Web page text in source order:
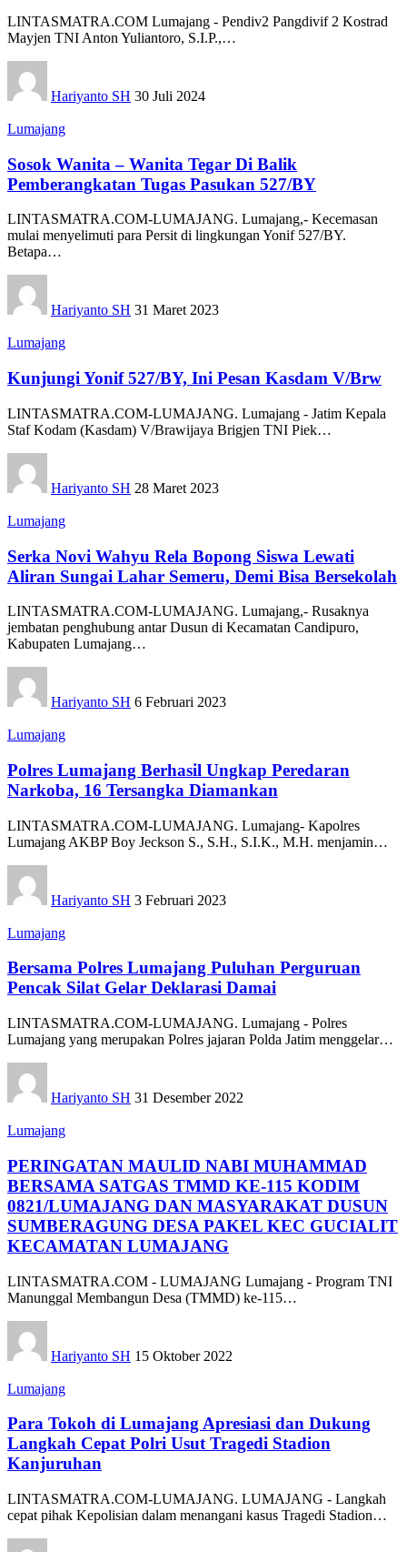
LINTASMATRA.COM Lumajang - Pendiv2 Pangdivif 2 Kostrad
Mayjen TNI Anton Yuliantoro, S.I.P.,…
Hariyanto SH 30 Juli 2024
Lumajang
Sosok Wanita – Wanita Tegar Di Balik
Pemberangkatan Tugas Pasukan 527/BY
LINTASMATRA.COM-LUMAJANG. Lumajang,­- Kecemasan
mulai menyelimuti para Persit di lingkungan Yonif 527/BY.
Betapa…
Hariyanto SH 31 Maret 2023
Lumajang
Kunjungi Yonif 527/BY, Ini Pesan Kasdam V/Brw
LINTASMATRA.COM-LUMAJANG. Lumajang - Jatim Kepala
Staf Kodam (Kasdam) V/Brawijaya Brigjen TNI Piek…
Hariyanto SH 28 Maret 2023
Lumajang
Serka Novi Wahyu Rela Bopong Siswa Lewati
Aliran Sungai Lahar Semeru, Demi Bisa Bersekolah
LINTASMATRA.COM-LUMAJANG. Lumajang,- Rusaknya
jembatan penghubung antar Dusun di Kecamatan Candipuro,
Kabupaten Lumajang…
Hariyanto SH 6 Februari 2023
Lumajang
Polres Lumajang Berhasil Ungkap Peredaran
Narkoba, 16 Tersangka Diamankan
LINTASMATRA.COM-LUMAJANG. Lumajang- Kapolres
Lumajang AKBP Boy Jeckson S., S.H., S.I.K., M.H. menjamin…
Hariyanto SH 3 Februari 2023
Lumajang
Bersama Polres Lumajang Puluhan Perguruan
Pencak Silat Gelar Deklarasi Damai
LINTASMATRA.COM-LUMAJANG. Lumajang - Polres
Lumajang yang merupakan Polres jajaran Polda Jatim menggelar…
Hariyanto SH 31 Desember 2022
Lumajang
PERINGATAN MAULID NABI MUHAMMAD
BERSAMA SATGAS TMMD KE-115 KODIM
0821/LUMAJANG DAN MASYARAKAT DUSUN
SUMBERAGUNG DESA PAKEL KEC GUCIALIT
KECAMATAN LUMAJANG
LINTASMATRA.COM - LUMAJANG Lumajang - Program TNI
Manunggal Membangun Desa (TMMD) ke-115…
Hariyanto SH 15 Oktober 2022
Lumajang
Para Tokoh di Lumajang Apresiasi dan Dukung
Langkah Cepat Polri Usut Tragedi Stadion
Kanjuruhan
LINTASMATRA.COM-LUMAJANG. LUMAJANG - Langkah
cepat pihak Kepolisian dalam menangani kasus Tragedi Stadion…